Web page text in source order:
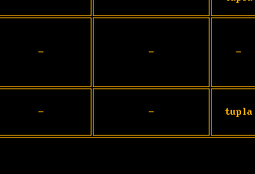
- - -
- - tupla